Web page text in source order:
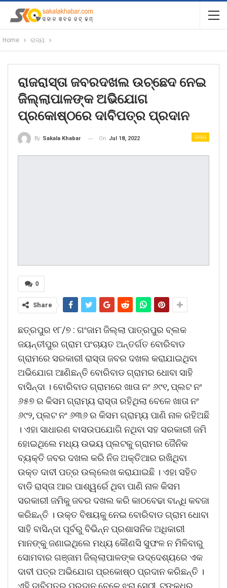
Home ରାଜ୍ୟ
ରାଜରାସ୍ତା ଜବରଦଖଲ ଉଚ୍ଛେଦ ନେଇ
ଜିଲ୍ଲାପାଳଙ୍କ ଅଭିଯୋଗ
ପ୍ରକୋଷ୍ଠରେ ଦାବିପତ୍ର ପ୍ରଦାନ
ରାଜ୍ୟ
By Sakala Khabar On Jul 18, 2022
0
Share
ଛତ୍ରପୁର ୧୮/୭ : ଗଂଜାମ ଜିଲ୍ଲା ପାତ୍ରପୁର ବ୍ଲକ
ଜୟନ୍ତୀପୁର ଗ୍ରାମ ପଂଚାୟତ ଅନ୍ତର୍ଗତ ବୋରିବାଡ
ଗ୍ରାମରେ ସରକାରୀ ରାସ୍ତା ଜବର ଦଖଲ କରାଯାଇଥିବା
ଅଭିଯୋଗ ଆଣିଛନ୍ତି ବୋରିବାଡ ଗ୍ରାମର ଧୋବା ସାହି
ବାସିନ୍ଦା । ବୋରିବାଡ ଗ୍ରାମରେ ଖାତା ନଂ ୬୯୧, ପ୍ଲଟ ନଂ
୬୫୭ ର କିସମ ଗ୍ରାମ୍ୟ ରାସ୍ତା ରହିଥିଲା ବେଳେ ଖାତା ନଂ
୬୯୨, ପ୍ଲଟ ନଂ ୬୩୬ ର କିସମ ଗ୍ରାମ୍ୟ ପାଣି ନାଳ ରହିଅଛି
। ଏହା ସାଧାରଣ ବାସଉପଯୋଗି ନଥିବା ସହ ସରକାରୀ ଜମି
ହୋଇଥିଲେ ମଧ୍ୟ ଉଭୟ ପ୍ଲଟକୁ ଗ୍ରାମର ଜୈନିକ
ବ୍ୟକ୍ତି ଜବର ଦଖଲ କରି ନିଜ ଅକ୍ତିଆର ରଖିଥିବା
ଉକ୍ତ ଦାବୀ ପତ୍ର ଉଲ୍ଲେଖ କରାଯାଇଛି । ଏହା ସହିତ
ବାଡି ରାସ୍ତା ଆର ପାଶ୍ୱର୍ରେ ଥିବା ପାଣି ନାଳ କିସମ
ସରକାରୀ ଜମିକୁ ଜବର ଦଖଲ କରି କାଠବେଢା ବାନ୍ଧି କବଜା
କରିଛନ୍ତି । ଉକ୍ତ ବିଷୟକୁ ନେଇ ବୋରିବାଡ ଗ୍ରାମ ଧୋବା
ସାହି ବାସିନ୍ଦା ପୂର୍ବରୁ ବିଭିନ୍ନ ପ୍ରଶାସନିକ ଅଧିକାରୀ
ମାନଙ୍କୁ ଜଣାଇଥିଲେ ମଧ୍ୟ କୌଣସି ସୁଫଳ ନ ମିଳିବାରୁ
ସୋମବାର ଗଞ୍ଜାମ ଜିଲ୍ଲାପାଳଙ୍କ ଉଦ୍ଦେଶ୍ୟରେ ଏକ
ଦାବୀ ପତ୍ର ଅଭିଯୋଗ ପ୍ରକୋଷ୍ଠ ପ୍ରଦାନ କରିଛନ୍ତି ।
ଏହି ଦାବିପତ୍ର ପ୍ରଦାନ ବେଳେ ଝରା ସେଠୀ, ଟଙ୍କଧର